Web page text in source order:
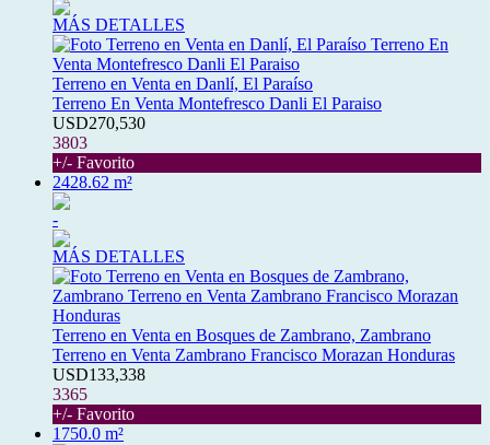
MÁS DETALLES
Terreno en Venta en Danlí, El Paraíso
Terreno En Venta Montefresco Danli El Paraiso
USD270,530
3803
+/- Favorito
2428.62 m²
-
MÁS DETALLES
Terreno en Venta en Bosques de Zambrano, Zambrano
Terreno en Venta Zambrano Francisco Morazan Honduras
USD133,338
3365
+/- Favorito
1750.0 m²